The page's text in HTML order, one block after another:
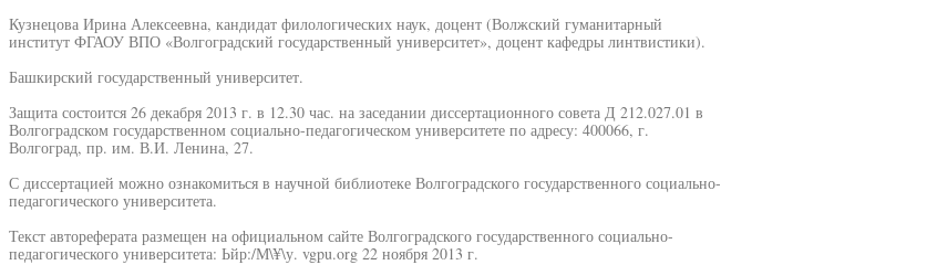
Кузнецова Ирина Алексеевна, кандидат филологических наук, доцент (Волжский гуманитарный
институт ФГАОУ ВПО «Волгоградский государственный университет», доцент кафедры линтвистики).
Башкирский государственный университет.
Защита состоится 26 декабря 2013 г. в 12.30 час. на заседании диссертационного совета Д 212.027.01 в
Волгоградском государственном социально-педагогическом университете по адресу: 400066, г.
Волгоград, пр. им. В.И. Ленина, 27.
С диссертацией можно ознакомиться в научной библиотеке Волгоградского государственного социально-
педагогического университета.
Текст автореферата размещен на официальном сайте Волгоградского государственного социально-
педагогического университета: Ьйр:/М\¥\у. vgpu.org 22 ноября 2013 г.